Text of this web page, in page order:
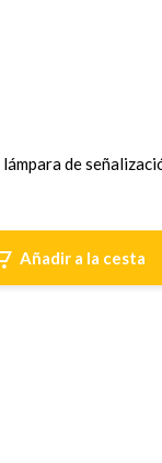
de
Añadir a la cesta